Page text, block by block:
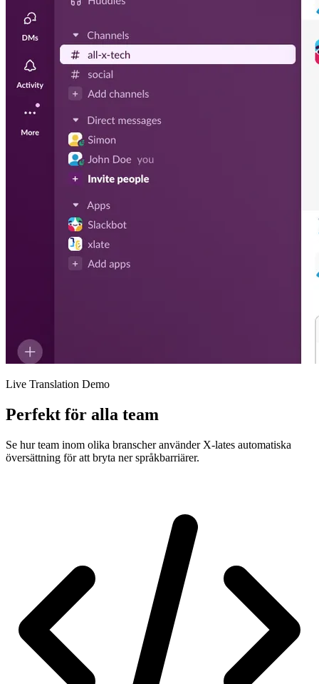
Live Translation Demo
Perfekt för alla team
Se hur team inom olika branscher använder X-lates automatiska
översättning för att bryta ner språkbarriärer.